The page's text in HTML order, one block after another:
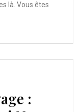
là. Vous êtes
: